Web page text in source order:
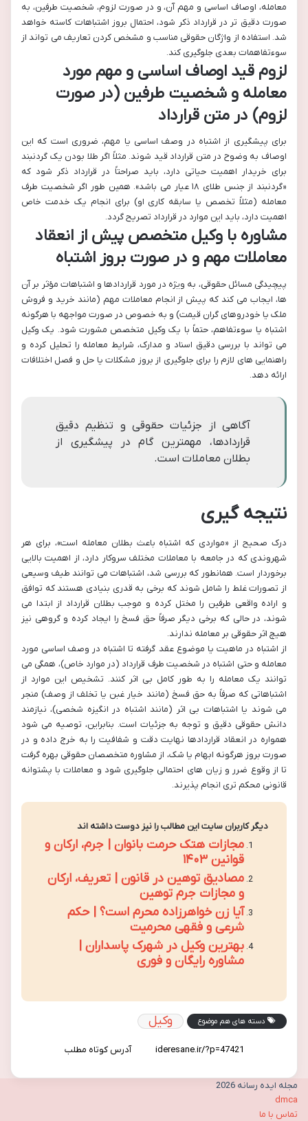
معامله، اوصاف اساسی و مهم آن، و در صورت لزوم، شخصیت طرفین، به
صورت دقیق تر در قرارداد ذکر شود، احتمال بروز اشتباهات کاسته خواهد
شد. استفاده از واژگان حقوقی مناسب و مشخص کردن تعاریف می تواند از
سوءتفاهمات بعدی جلوگیری کند.
لزوم قید اوصاف اساسی و مهم مورد
معامله و شخصیت طرفین (در صورت
لزوم) در متن قرارداد
برای پیشگیری از اشتباه در وصف اساسی یا مهم، ضروری است که این
اوصاف به وضوح در متن قرارداد قید شوند. مثلاً اگر طلا بودن یک گردنبند
برای خریدار اهمیت حیاتی دارد، باید صراحتاً در قرارداد ذکر شود که
«گردنبند از جنس طلای ۱۸ عیار می باشد». همین طور اگر شخصیت طرف
معامله (مثلاً تخصص یا سابقه کاری او) برای انجام یک خدمت خاص
اهمیت دارد، باید این موارد در قرارداد تصریح گردد.
مشاوره با وکیل متخصص پیش از انعقاد
معاملات مهم و در صورت بروز اشتباه
پیچیدگی مسائل حقوقی، به ویژه در مورد قراردادها و اشتباهات مؤثر بر آن
ها، ایجاب می کند که پیش از انجام معاملات مهم (مانند خرید و فروش
ملک یا خودروهای گران قیمت) و به خصوص در صورت مواجهه با هرگونه
اشتباه یا سوءتفاهم، حتماً با یک وکیل متخصص مشورت شود. یک وکیل
می تواند با بررسی دقیق اسناد و مدارک، شرایط معامله را تحلیل کرده و
راهنمایی های لازم را برای جلوگیری از بروز مشکلات یا حل و فصل اختلافات
ارائه دهد.
آگاهی از جزئیات حقوقی و تنظیم دقیق
قراردادها، مهمترین گام در پیشگیری از
بطلان معاملات است.
نتیجه گیری
درک صحیح از «مواردی که اشتباه باعث بطلان معامله است»، برای هر
شهروندی که در جامعه با معاملات مختلف سروکار دارد، از اهمیت بالایی
برخوردار است. همانطور که بررسی شد، اشتباهات می توانند طیف وسیعی
از تصورات غلط را شامل شوند که برخی به قدری بنیادی هستند که توافق
و اراده واقعی طرفین را مختل کرده و موجب بطلان قرارداد از ابتدا می
شوند، در حالی که برخی دیگر صرفاً حق فسخ را ایجاد کرده و گروهی نیز
هیچ اثر حقوقی بر معامله ندارند.
از اشتباه در ماهیت یا موضوع عقد گرفته تا اشتباه در وصف اساسی مورد
معامله و حتی اشتباه در شخصیت طرف قرارداد (در موارد خاص)، همگی می
توانند یک معامله را به طور کامل بی اثر کنند. تشخیص این موارد از
اشتباهاتی که صرفاً به حق فسخ (مانند خیار غبن یا تخلف از وصف) منجر
می شوند یا اشتباهات بی اثر (مانند اشتباه در انگیزه شخصی)، نیازمند
دانش حقوقی دقیق و توجه به جزئیات است. بنابراین، توصیه می شود
همواره در انعقاد قراردادها نهایت دقت و شفافیت را به خرج داده و در
صورت بروز هرگونه ابهام یا شک، از مشاوره متخصصان حقوقی بهره گرفت
تا از وقوع ضرر و زیان های احتمالی جلوگیری شود و معاملات با پشتوانه
قانونی محکم تری انجام پذیرند.
دیگر کاربران سایت این مطالب را نیز دوست داشته اند
مجازات هتک حرمت بانوان | جرم، ارکان و
قوانین ۱۴۰۳
مصادیق توهین در قانون | تعریف، ارکان
و مجازات جرم توهین
آیا زن خواهرزاده محرم است؟ | حکم
شرعی و فقهی محرمیت
بهترین وکیل در شهرک پاسداران |
مشاوره رایگان و فوری
دسته های هم موضوع وکیل
آدرس کوتاه مطلب
مجله ایده رسانه 2026
dmca
تماس با ما